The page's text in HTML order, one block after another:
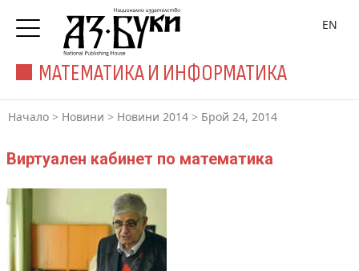
МАТЕМАТИКА И ИНФОРМАТИКА
EN
Начало > Новини > Новини 2014 > Брой 24, 2014
Виртуален кабинет по математика